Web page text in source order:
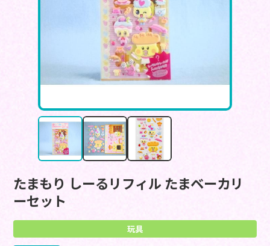
たまもり しーるリフィル たまベーカリ
ーセット
玩具